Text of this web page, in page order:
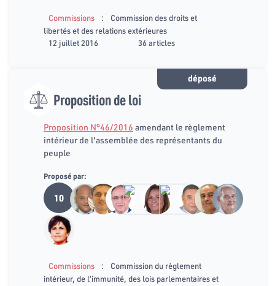
Commissions :
Commission des droits et
libertés et des relations extérieures
12 juillet 2016
36 articles
déposé
Proposition de loi
Proposition N°46/2016 amendant le règlement
intérieur de l'assemblée des représentants du
peuple
Proposé par:
10
Commissions :
Commission du règlement
intérieur, de l’immunité, des lois parlementaires et